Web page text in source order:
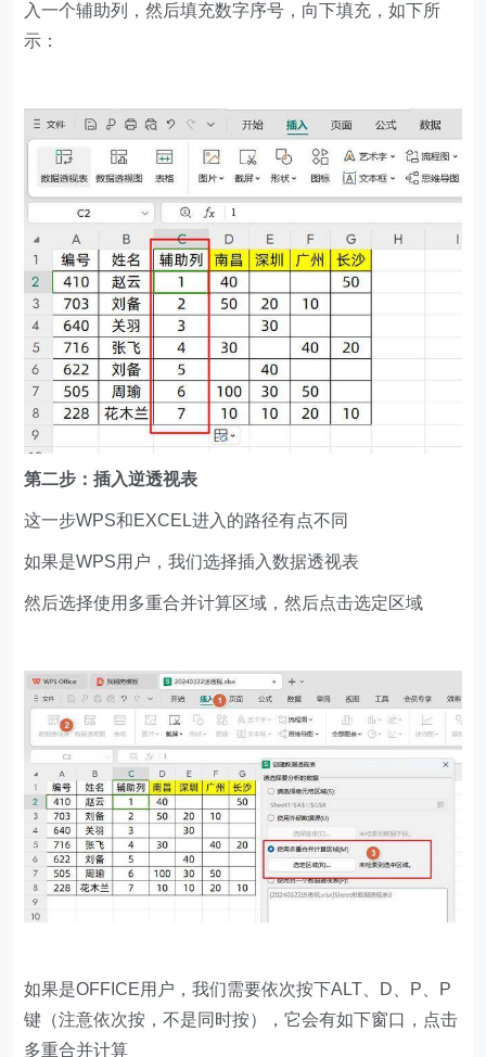
入一个辅助列，然后填充数字序号，向下填充，如下所
示：
第二步：插入逆透视表
这一步WPS和EXCEL进入的路径有点不同
如果是WPS用户，我们选择插入数据透视表
然后选择使用多重合并计算区域，然后点击选定区域
如果是OFFICE用户，我们需要依次按下ALT、D、P、P
键（注意依次按，不是同时按），它会有如下窗口，点击
多重合并计算